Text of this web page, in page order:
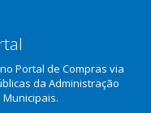
Portal de Compras via
da Administração